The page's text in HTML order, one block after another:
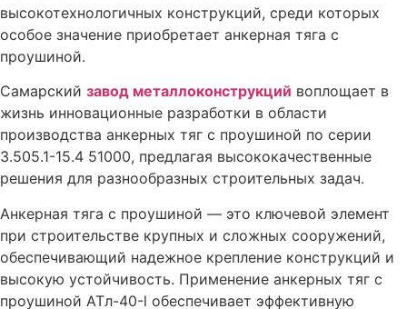
высокотехнологичных конструкций, среди которых
особое значение приобретает анкерная тяга с
проушиной.
Самарский завод металлоконструкций воплощает в
жизнь инновационные разработки в области
производства анкерных тяг с проушиной по серии
3.505.1-15.4 51000, предлагая высококачественные
решения для разнообразных строительных задач.
Анкерная тяга с проушиной — это ключевой элемент
при строительстве крупных и сложных сооружений,
обеспечивающий надежное крепление конструкций и
высокую устойчивость. Применение анкерных тяг с
проушиной АТл-40-l обеспечивает эффективную